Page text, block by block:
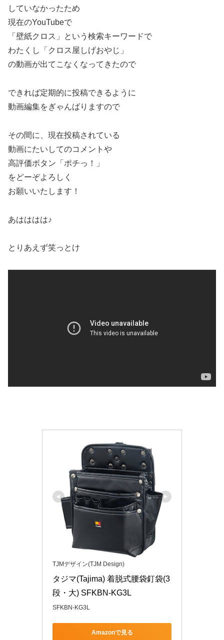
していなかったため
現在のYouTubeで
「壁紙クロス」という検索キーワードで
わたくし「クロス屋しげおやじ」
の動画が出てこなくなってきたので
できれば定期的に投稿できるように
動画編集をぎゃんばりますので
その間に、現在投稿されている
動画にたいしてのコメントや
高評価ボタン「ポチっ！」
をどーぞよろしく
お願いいたします！
あはははは♪
とりあえず笑っとけ
TJMデザイン(TJM Design)
タジマ(Tajima) 着脱式腰袋釘袋(3
段・大) SFKBN-KG3L
SFKBN-KG3L
Amazonで見る